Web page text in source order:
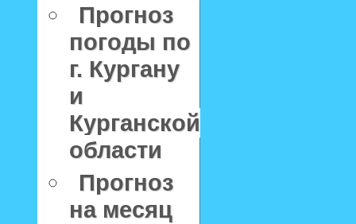
Прогноз
погоды по
г. Кургану
и
Курганской
области
Прогноз
на месяц